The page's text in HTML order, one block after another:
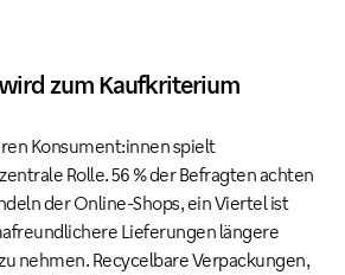
zum Kaufkriterium
Konsument:innen spielt
Rolle. 56 % der Befragten achten
der Online-Shops, ein Viertel ist
Lieferungen längere
nehmen. Recycelbare Verpackungen,